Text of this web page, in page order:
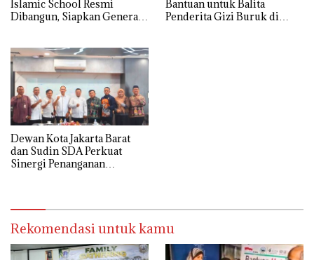
Islamic School Resmi
Dibangun, Siapkan Generasi
Bantuan untuk Balita
Penderita Gizi Buruk di
Dewan Kota Jakarta Barat
dan Sudin SDA Perkuat
Sinergi Penanganan
Rekomendasi untuk kamu